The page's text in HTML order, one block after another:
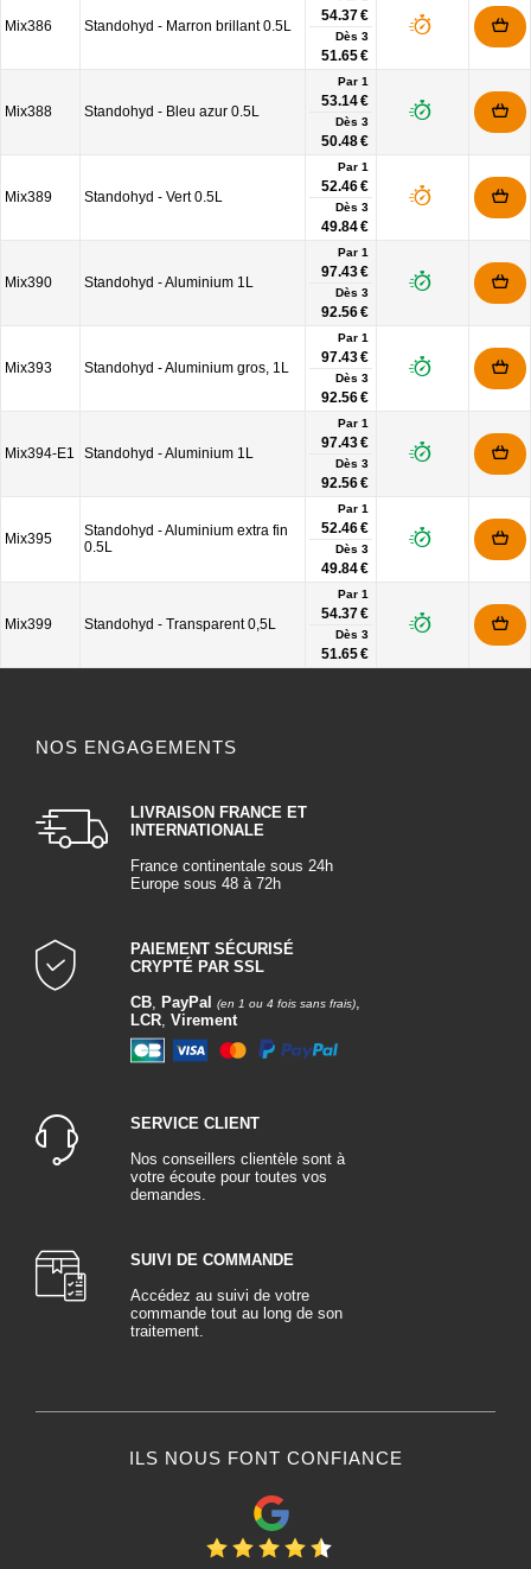
Mix386 Standohyd - Marron brillant 0.5L
54.37 €
Dès 3
51.65 €
Mix388 Standohyd - Bleu azur 0.5L
Par 1
53.14 €
Dès 3
50.48 €
Mix389 Standohyd - Vert 0.5L
Par 1
52.46 €
Dès 3
49.84 €
Mix390 Standohyd - Aluminium 1L
Par 1
97.43 €
Dès 3
92.56 €
Mix393 Standohyd - Aluminium gros, 1L
Par 1
97.43 €
Dès 3
92.56 €
Mix394-E1 Standohyd - Aluminium 1L
Par 1
97.43 €
Dès 3
92.56 €
Mix395
Standohyd - Aluminium extra fin
0.5L
Par 1
52.46 €
Dès 3
49.84 €
Mix399 Standohyd - Transparent 0,5L
Par 1
54.37 €
Dès 3
51.65 €
NOS ENGAGEMENTS
LIVRAISON FRANCE ET
INTERNATIONALE
France continentale sous 24h
Europe sous 48 à 72h
PAIEMENT SÉCURISÉ
CRYPTÉ PAR SSL
CB, PayPal (en 1 ou 4 fois sans frais),
LCR, Virement
SERVICE CLIENT
Nos conseillers clientèle sont à
votre écoute pour toutes vos
demandes.
SUIVI DE COMMANDE
Accédez au suivi de votre
commande tout au long de son
traitement.
ILS NOUS FONT CONFIANCE